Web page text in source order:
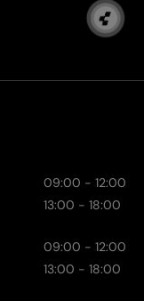
09:00 - 12:00
13:00 - 18:00
09:00 - 12:00
13:00 - 18:00